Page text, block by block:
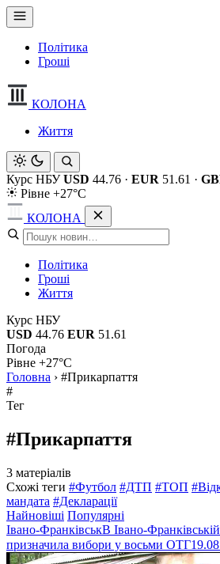
Політика
Гроші
КОЛОНА
Життя
Курс НБУ USD 44.76 · EUR 51.61 ·
Рівне +27°C
КОЛОНА
Політика
Гроші
Життя
Курс НБУ
USD 44.76 EUR 51.61
Погода
Рівне +27°C
Головна › #Прикарпаття
#
Тег
#Прикарпаття
3 матеріалів
Схожі теги #Футбол #ДТП #ТОП
мандата #Декларації
Найновіші Популярні
Івано-ФранківськВ Івано-
призначила вибори у восьми ОТГ